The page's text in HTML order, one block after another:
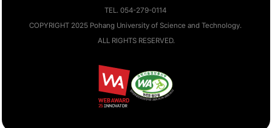
TEL. 054-279-0114
COPYRIGHT 2025 Pohang University of Science and Technology.
ALL RIGHTS RESERVED.